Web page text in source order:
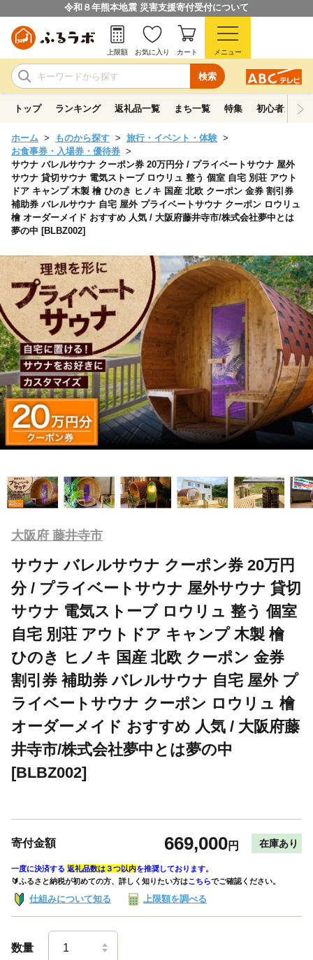
令和８年熊本地震 災害支援寄付受付について
検索
上限額 お気に入り カート メニュー
トップ ランキング 返礼品一覧 まち一覧 特集 初心者ガイド
ホーム ものから探す
旅行・イベント・体験
お食事券・入場券・優待券
サウナ バレルサウナ クーポン券 20万円分 / プライベートサウナ 屋外
サウナ 貸切サウナ 電気ストーブ ロウリュ 整う 個室 自宅 別荘 アウト
ドア キャンプ 木製 檜 ひのき ヒノキ 国産 北欧 クーポン 金券 割引券
補助券 バレルサウナ 自宅 屋外 プライベートサウナ クーポン ロウリュ
檜 オーダーメイド おすすめ 人気 / 大阪府藤井寺市/株式会社夢中とは
夢の中 [BLBZ002]
大阪府 藤井寺市
サウナ バレルサウナ クーポン券 20万円
分 / プライベートサウナ 屋外サウナ 貸切
サウナ 電気ストーブ ロウリュ 整う 個室
自宅 別荘 アウトドア キャンプ 木製 檜
ひのき ヒノキ 国産 北欧 クーポン 金券
割引券 補助券 バレルサウナ 自宅 屋外 プ
ライベートサウナ クーポン ロウリュ 檜
オーダーメイド おすすめ 人気 / 大阪府藤
井寺市/株式会社夢中とは夢の中
[BLBZ002]
寄付金額 669,000円 在庫あり
一度に決済する 返礼品数は３つ以内を推奨しております。
🔰ふるさと納税が初めての方、詳しく知りたい方はこちらでご確認ください。
仕組みについて知る 上限額を調べる
数量